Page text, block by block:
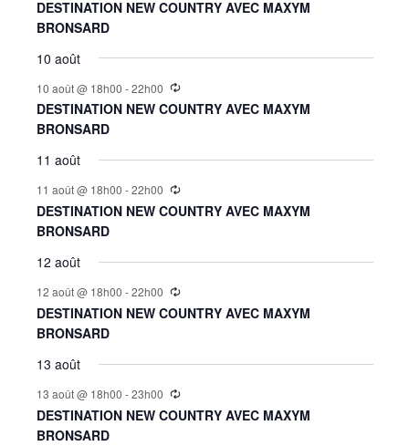
DESTINATION NEW COUNTRY AVEC MAXYM
BRONSARD
10 août
10 août @ 18h00 -22h00
DESTINATION NEW COUNTRY AVEC MAXYM
BRONSARD
11 août
11 août @ 18h00 -22h00
DESTINATION NEW COUNTRY AVEC MAXYM
BRONSARD
12 août
12 août @ 18h00 -22h00
DESTINATION NEW COUNTRY AVEC MAXYM
BRONSARD
13 août
13 août @ 18h00 -23h00
DESTINATION NEW COUNTRY AVEC MAXYM
BRONSARD